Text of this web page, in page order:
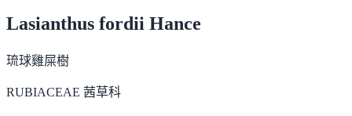
Lasianthus fordii Hance
琉球雞屎樹
RUBIACEAE 茜草科